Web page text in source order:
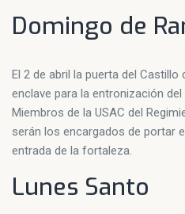
Domingo de
El 2 de abril la puerta del
enclave para la entronización
Miembros de la USAC del
serán los encargados de portar
entrada de la fortaleza.
Lunes Santo